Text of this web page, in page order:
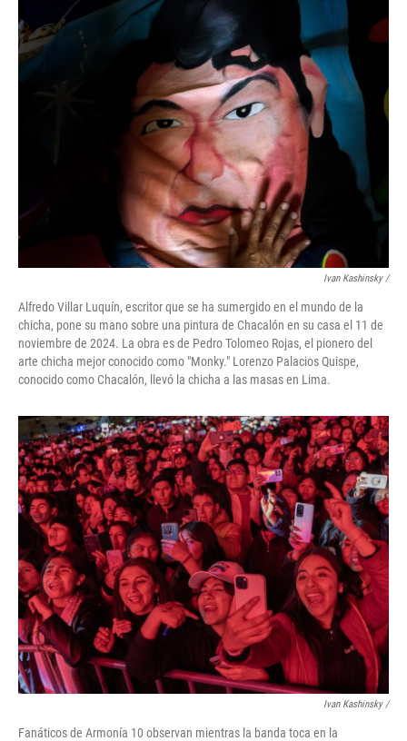
Ivan Kashinsky/
Alfredo Villar Luquín, escritor que se ha sumergido en el mundo de la
chicha, pone su mano sobre una pintura de Chacalón en su casa el 11 de
noviembre de 2024. La obra es de Pedro Tolomeo Rojas, el pionero del
arte chicha mejor conocido como "Monky." Lorenzo Palacios Quispe,
conocido como Chacalón, llevó la chicha a las masas en Lima.
Ivan Kashinsky/
Fanáticos de Armonía 10 observan mientras la banda toca en la